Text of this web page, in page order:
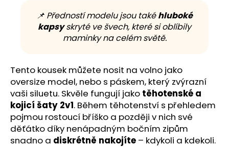
📌 Předností modelu jsou takéhluboké
kapsyskryté ve švech, které si oblíbily
maminky na celém světě.
Tento kousek můžete nosit na volno jako
oversize model, nebo s páskem, který zvýrazní
vaši siluetu. Skvěle fungují jako těhotenské a
kojicí šaty 2v1. Během těhotenství s přehledem
pojmou rostoucí bříško a později v nich své
děťátko díky nenápadným bočním zipům
snadno a diskrétně nakojíte – kdykoli a kdekoli.